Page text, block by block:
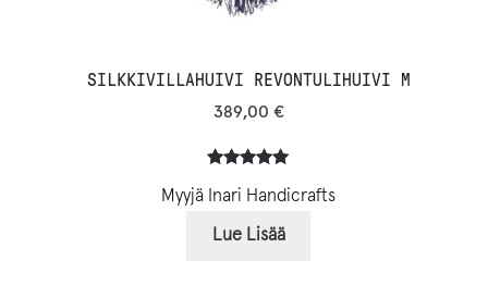
SILKKIVILLAHUIVI REVONTULIHUIVI M
389,00 €
perustuen
Myyjä Inari Handicrafts
Lue Lisää